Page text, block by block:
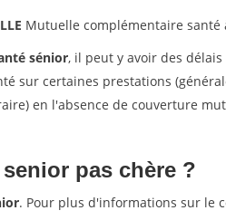
Mutuelle complémentaire santé
sénior, il peut y avoir des
sur certaines prestations
en l'absence de couverture
pas chère ?
. Pour plus d'informations sur le